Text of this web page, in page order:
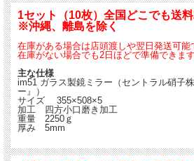
特注サイズの価格はご希望サイズの面積が
いミラーの価格です。ご利用ください。
大型サイズ以外は常時在庫しておりますの
店頭でのお買い求め希望のお客様は必ずご
認して下さい。
1セット（10枚）全国どこでも送料
※沖縄、離島を除く
在庫がある場合は店頭渡しや翌日発送可能
在庫がない場合でも2日ほどで準備できます
主な仕様
im51 ガラス製鏡ミラー（セントラル硝子
ー』）
サイズ 355×508×5
加工 四方小口磨き加工
重量 2250ｇ
厚み 5mm